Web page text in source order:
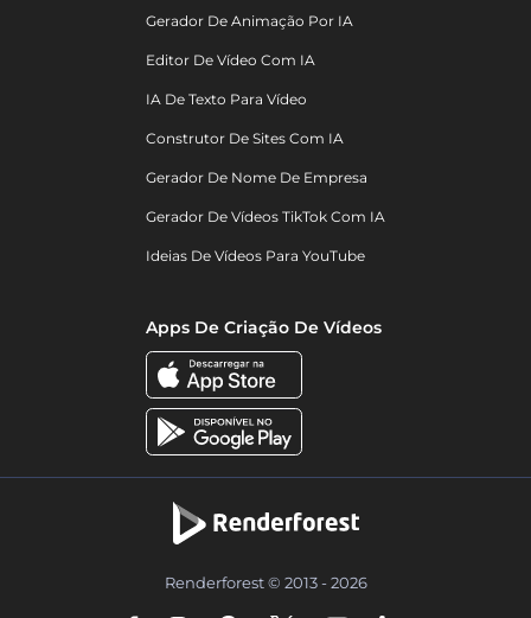
Gerador De Animação Por IA
Editor De Vídeo Com IA
IA De Texto Para Vídeo
Construtor De Sites Com IA
Gerador De Nome De Empresa
Gerador De Vídeos TikTok Com IA
Ideias De Vídeos Para YouTube
Apps De Criação De Vídeos
Renderforest © 2013 - 2026